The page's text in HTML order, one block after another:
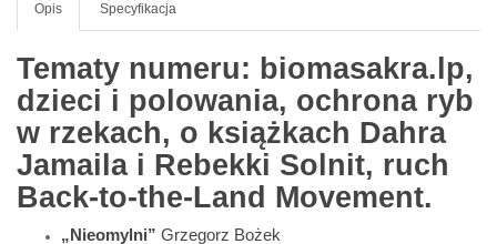
Opis Specyfikacja
Tematy numeru: biomasakra.lp,
dzieci i polowania, ochrona ryb
w rzekach, o książkach Dahra
Jamaila i Rebekki Solnit, ruch
Back-to-the-Land Movement.
„Nieomylni” Grzegorz Bożek